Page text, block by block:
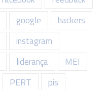
google
hackers
instagram
liderança
MEI
PERT
pis